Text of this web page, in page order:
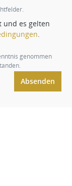
und es gelten
genommen
Absenden